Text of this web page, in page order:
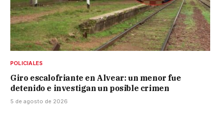
POLICIALES
Giro escalofriante en Alvear: un menor fue
detenido e investigan un posible crimen
5 de agosto de 2026